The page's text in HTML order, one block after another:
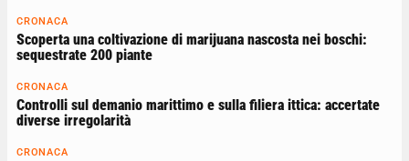
CRONACA
Scoperta una coltivazione di marijuana nascosta nei boschi:
sequestrate 200 piante
CRONACA
Controlli sul demanio marittimo e sulla filiera ittica: accertate
diverse irregolarità
CRONACA